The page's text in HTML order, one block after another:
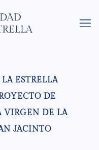
ESTRELLA
DE
VIRGEN DE LA
JACINTO